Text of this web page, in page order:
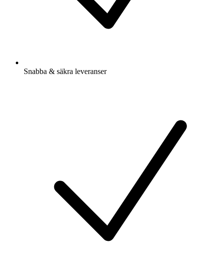
Snabba & säkra leveranser